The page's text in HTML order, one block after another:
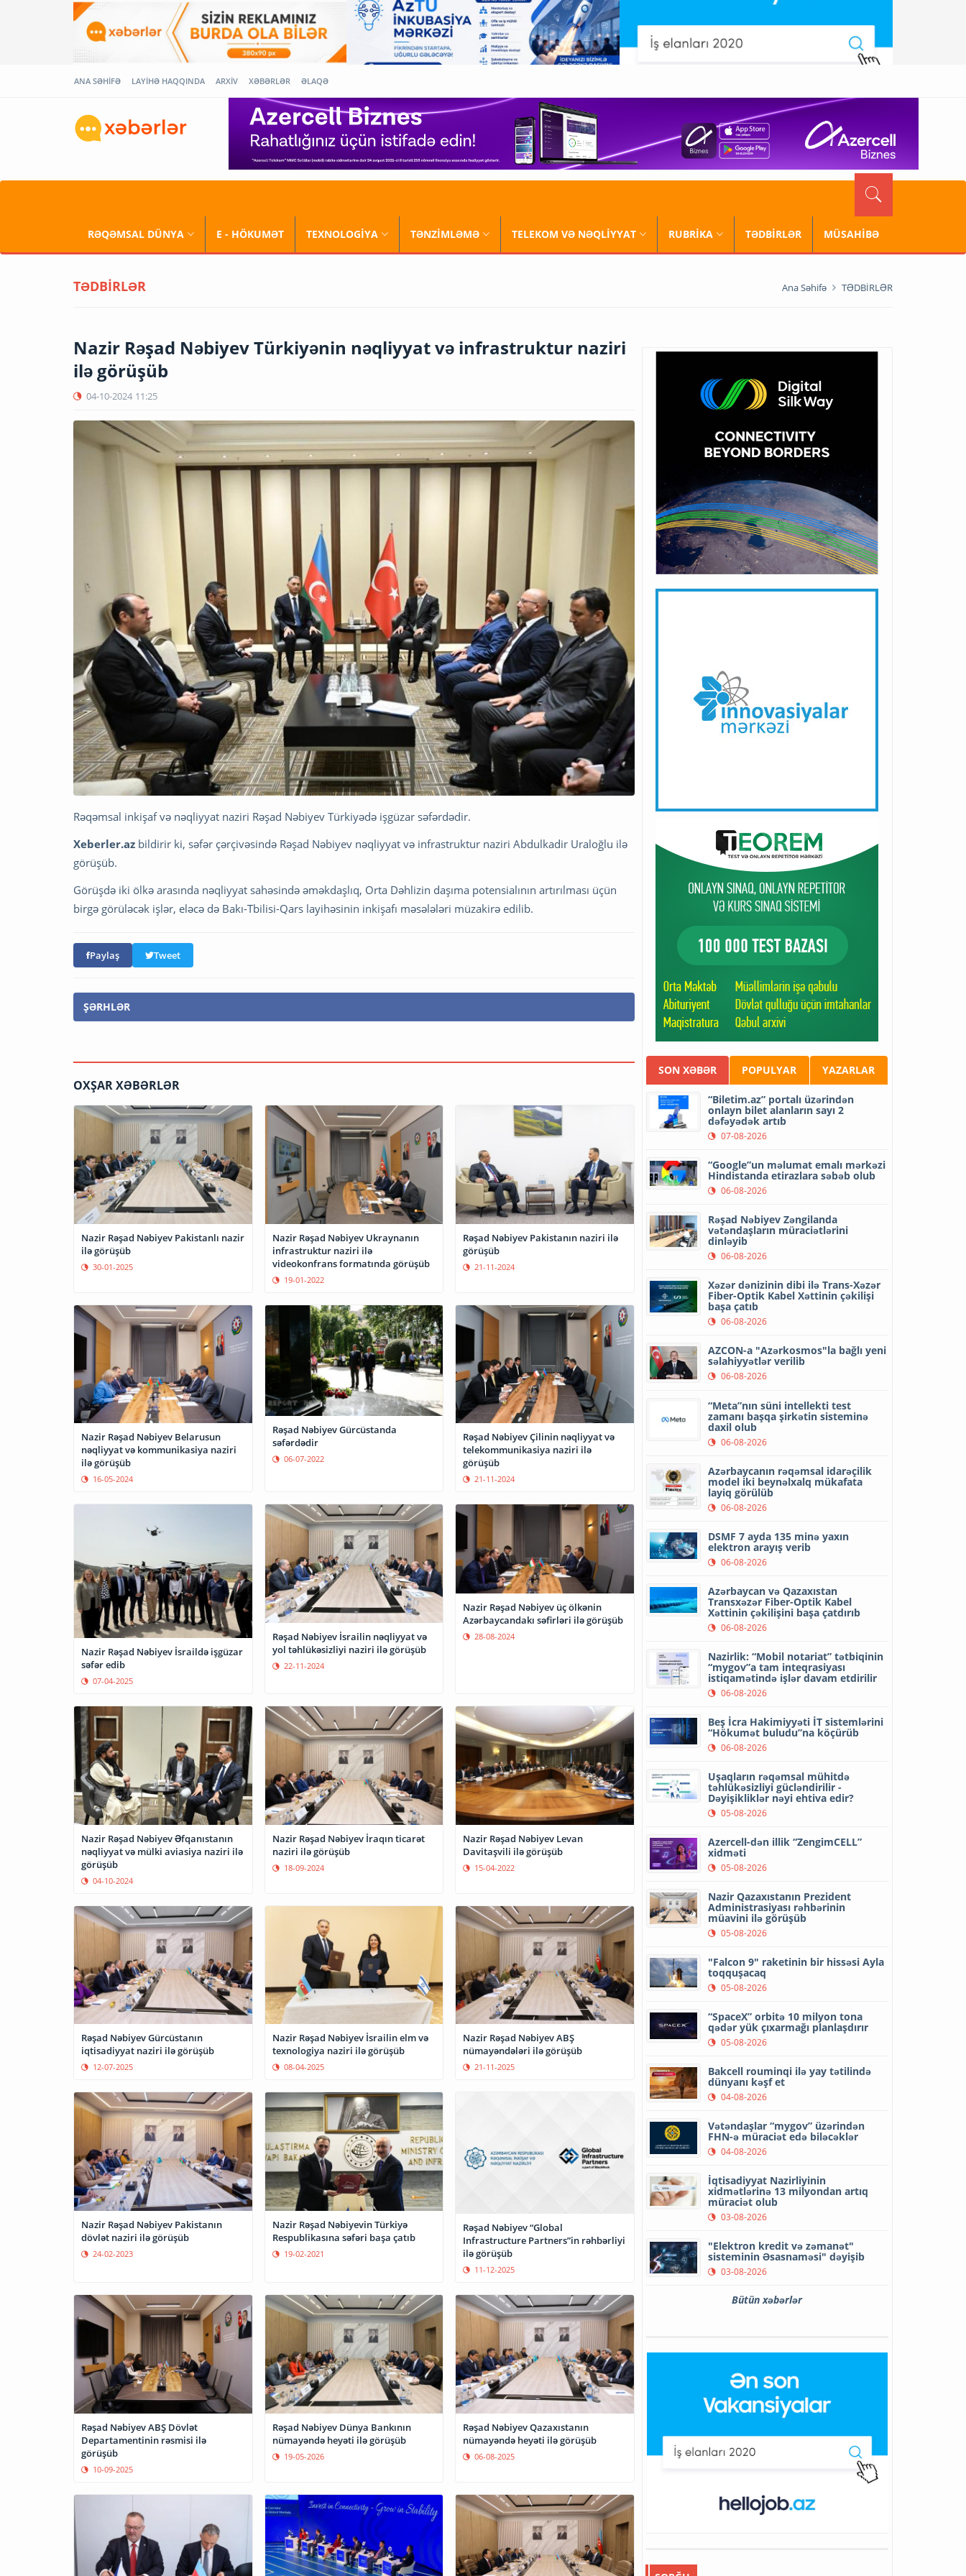
ANA SƏHİFƏ LAYİHƏ HAQQINDA ARXİV XƏBƏRLƏR ƏLAQƏ
RƏQƏMSAL DÜNYA E - HÖKUMƏT TEXNOLOGİYA TƏNZİMLƏMƏ TELEKOM VƏ NƏQLİYYAT RUBRİKA TƏDBİRLƏR MÜSAHİBƏ
TƏDBİRLƏR Ana Səhifə TƏDBİRLƏR
Nazir Rəşad Nəbiyev Türkiyənin nəqliyyat və infrastruktur naziri
ilə görüşüb
04-10-2024 11:25
Rəqəmsal inkişaf və nəqliyyat naziri Rəşad Nəbiyev Türkiyədə işgüzar səfərdədir.
Xeberler.az bildirir ki, səfər çərçivəsində Rəşad Nəbiyev nəqliyyat və infrastruktur naziri Abdulkadir Uraloğlu ilə
görüşüb.
Görüşdə iki ölkə arasında nəqliyyat sahəsində əməkdaşlıq, Orta Dəhlizin daşıma potensialının artırılması üçün
birgə görüləcək işlər, eləcə də Bakı-Tbilisi-Qars layihəsinin inkişafı məsələləri müzakirə edilib.
Paylaş Tweet
ŞƏRHLƏR
OXŞAR XƏBƏRLƏR
Nazir Rəşad Nəbiyev Pakistanlı nazir
ilə görüşüb
30-01-2025
Nazir Rəşad Nəbiyev Ukraynanın
infrastruktur naziri ilə
videokonfrans formatında görüşüb
19-01-2022
Rəşad Nəbiyev Pakistanın naziri ilə
görüşüb
21-11-2024
Nazir Rəşad Nəbiyev Belarusun
nəqliyyat və kommunikasiya naziri
ilə görüşüb
16-05-2024
Rəşad Nəbiyev Gürcüstanda
səfərdədir
06-07-2022
Rəşad Nəbiyev Çilinin nəqliyyat və
telekommunikasiya naziri ilə
görüşüb
21-11-2024
Nazir Rəşad Nəbiyev İsraildə işgüzar
səfər edib
07-04-2025
Rəşad Nəbiyev İsrailin nəqliyyat və
yol təhlükəsizliyi naziri ilə görüşüb
22-11-2024
Nazir Rəşad Nəbiyev üç ölkənin
Azərbaycandakı səfirləri ilə görüşüb
28-08-2024
Nazir Rəşad Nəbiyev Əfqanıstanın
nəqliyyat və mülki aviasiya naziri ilə
görüşüb
04-10-2024
Nazir Rəşad Nəbiyev İraqın ticarət
naziri ilə görüşüb
18-09-2024
Nazir Rəşad Nəbiyev Levan
Davitaşvili ilə görüşüb
15-04-2022
Rəşad Nəbiyev Gürcüstanın
iqtisadiyyat naziri ilə görüşüb
12-07-2025
Nazir Rəşad Nəbiyev İsrailin elm və
texnologiya naziri ilə görüşüb
08-04-2025
Nazir Rəşad Nəbiyev ABŞ
nümayəndələri ilə görüşüb
21-11-2025
Nazir Rəşad Nəbiyev Pakistanın
dövlət naziri ilə görüşüb
24-02-2023
Nazir Rəşad Nəbiyevin Türkiyə
Respublikasına səfəri başa çatıb
19-02-2021
Rəşad Nəbiyev “Global
Infrastructure Partners”in rəhbərliyi
ilə görüşüb
11-12-2025
Rəşad Nəbiyev ABŞ Dövlət
Departamentinin rəsmisi ilə
görüşüb
10-09-2025
Rəşad Nəbiyev Dünya Bankının
nümayəndə heyəti ilə görüşüb
19-05-2026
Rəşad Nəbiyev Qazaxıstanın
nümayəndə heyəti ilə görüşüb
06-08-2025
SON XƏBƏR POPULYAR YAZARLAR
“Biletim.az” portalı üzərindən
onlayn bilet alanların sayı 2
dəfəyədək artıb
07-08-2026
“Google”un məlumat emalı mərkəzi
Hindistanda etirazlara səbəb olub
06-08-2026
Rəşad Nəbiyev Zəngilanda
vətəndaşların müraciətlərini
dinləyib
06-08-2026
Xəzər dənizinin dibi ilə Trans-Xəzər
Fiber-Optik Kabel Xəttinin çəkilişi
başa çatıb
06-08-2026
AZCON-a "Azərkosmos"la bağlı yeni
səlahiyyətlər verilib
06-08-2026
“Meta”nın süni intellekti test
zamanı başqa şirkətin sisteminə
daxil olub
06-08-2026
Azərbaycanın rəqəmsal idarəçilik
model iki beynəlxalq mükafata
layiq görülüb
06-08-2026
DSMF 7 ayda 135 minə yaxın
elektron arayış verib
06-08-2026
Azərbaycan və Qazaxıstan
Transxəzər Fiber-Optik Kabel
Xəttinin çəkilişini başa çatdırıb
06-08-2026
Nazirlik: “Mobil notariat” tətbiqinin
“mygov”a tam inteqrasiyası
istiqamətində işlər davam etdirilir
06-08-2026
Beş İcra Hakimiyyəti İT sistemlərini
“Hökumət buludu”na köçürüb
06-08-2026
Uşaqların rəqəmsal mühitdə
təhlükəsizliyi gücləndirilir -
Dəyişikliklər nəyi ehtiva edir?
05-08-2026
Azercell-dən illik “ZengimCELL”
xidməti
05-08-2026
Nazir Qazaxıstanın Prezident
Administrasiyası rəhbərinin
müavini ilə görüşüb
05-08-2026
"Falcon 9" raketinin bir hissəsi Ayla
toqquşacaq
05-08-2026
“SpaceX” orbitə 10 milyon tona
qədər yük çıxarmağı planlaşdırır
05-08-2026
Bakcell rouminqi ilə yay tətilində
dünyanı kəşf et
04-08-2026
Vətəndaşlar “mygov” üzərindən
FHN-ə müraciət edə biləcəklər
04-08-2026
İqtisadiyyat Nazirliyinin
xidmətlərinə 13 milyondan artıq
müraciət olub
03-08-2026
"Elektron kredit və zəmanət"
sisteminin Əsasnaməsi" dəyişib
03-08-2026
Bütün xəbərlər